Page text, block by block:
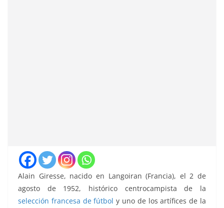
Alain Giresse, nacido en Langoiran (Francia), el 2 de
agosto de 1952, histórico centrocampista de la
selección francesa de fútbol y uno de los artífices de la